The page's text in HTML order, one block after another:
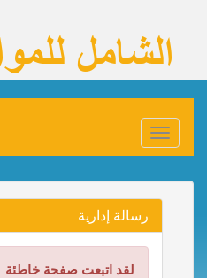
Toggle
navigation
رسالة إدارية
لقد اتبعت صفحة خاطئة